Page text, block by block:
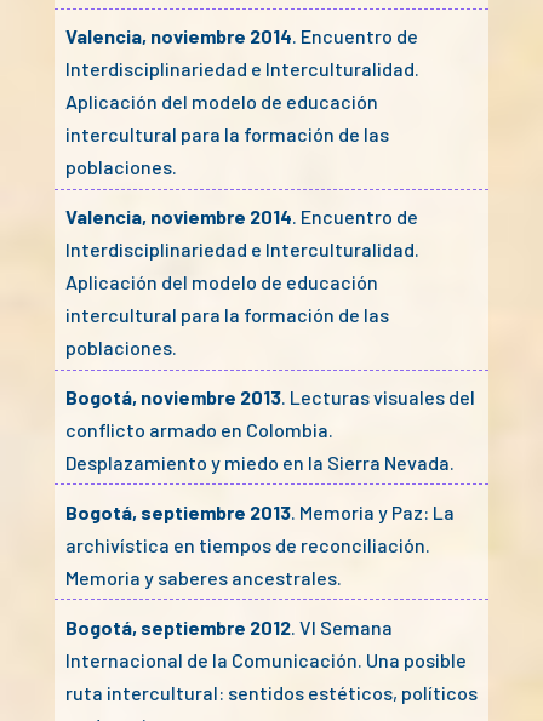
Valencia, noviembre 2014. Encuentro de
Interdisciplinariedad e Interculturalidad.
Aplicación del modelo de educación
intercultural para la formación de las
poblaciones.
Valencia, noviembre 2014. Encuentro de
Interdisciplinariedad e Interculturalidad.
Aplicación del modelo de educación
intercultural para la formación de las
poblaciones.
Bogotá, noviembre 2013. Lecturas visuales del
conflicto armado en Colombia.
Desplazamiento y miedo en la Sierra Nevada.
Bogotá, septiembre 2013. Memoria y Paz: La
archivística en tiempos de reconciliación.
Memoria y saberes ancestrales.
Bogotá, septiembre 2012. VI Semana
Internacional de la Comunicación. Una posible
ruta intercultural: sentidos estéticos, políticos